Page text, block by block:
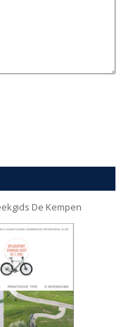
De Kempen